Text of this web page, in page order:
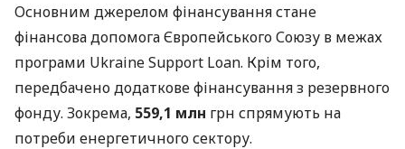
Основним джерелом фінансування стане
фінансова допомога Європейського Союзу в межах
програми Ukraine Support Loan. Крім того,
передбачено додаткове фінансування з резервного
фонду. Зокрема, 559,1 млн грн спрямують на
потреби енергетичного сектору.